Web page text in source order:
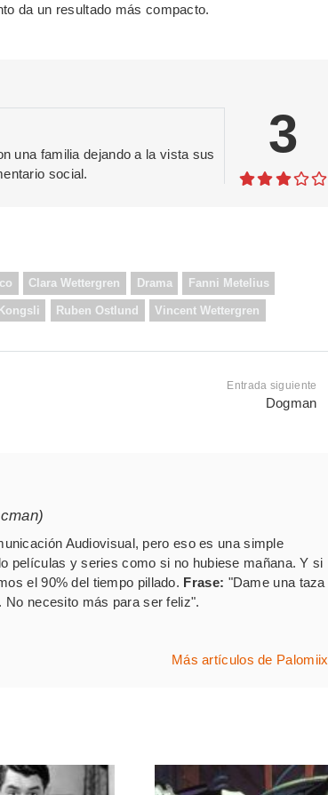
da un resultado más compacto.
una familia dejando a la vista sus
social.
3
Clara Wettergren Drama Fanni Metelius
Ruben Ostlund Vincent Wettergren
Entrada siguiente
Dogman
Audiovisual, pero eso es una simple
películas y series como si no hubiese mañana. Y si
el 90% del tiempo pillado. Frase: "Dame una taza
No necesito más para ser feliz".
Más artículos de Palomiix